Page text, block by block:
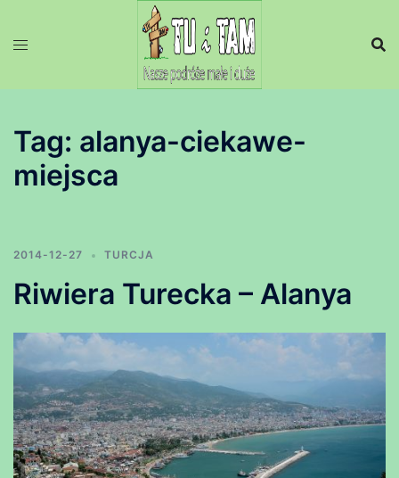
Tag: alanya-ciekawe-
miejsca
2014-12-27 TURCJA
Riwiera Turecka – Alanya